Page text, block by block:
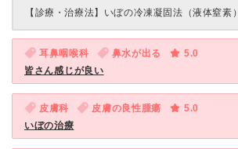
【診療・治療法】 いぼの冷凍凝固法（液体窒素）
耳鼻咽喉科 鼻水が出る
5.0
皆さん感じが良い
皮膚科 皮膚の良性腫瘍
5.0
いぼの治療